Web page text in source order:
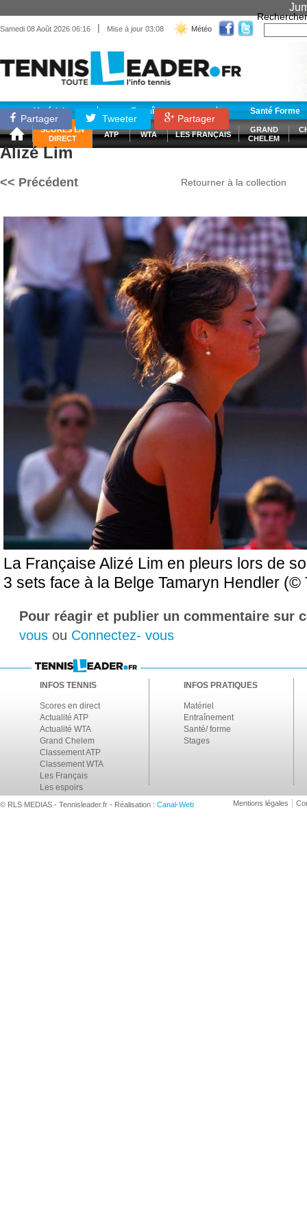
Samedi 08 Août 2026 06:16 | Mise à jour 03:08 Météo
Rechercher
Matériel Entraînement Santé Forme
SCORES EN
DIRECT
ATP WTA LES FRANÇAIS
GRAND
CHELEM
Partager Tweeter Partager
Alizé Lim
<< Précédent Retourner à la collection
La Française Alizé Lim en pleurs lors de
3 sets face à la Belge Tamaryn Hendler (©
Pour réagir et publier un commentaire sur
vous ou Connectez- vous
INFOS TENNIS
Scores en direct
Actualité ATP
Actualité WTA
Grand Chelem
Classement ATP
Classement WTA
Les Français
Les espoirs
INFOS PRATIQUES
Matériel
Entraînement
Santé/ forme
Stages
© RLS MEDIAS - Tennisleader.fr - Réalisation : Canal-Web Mentions légales